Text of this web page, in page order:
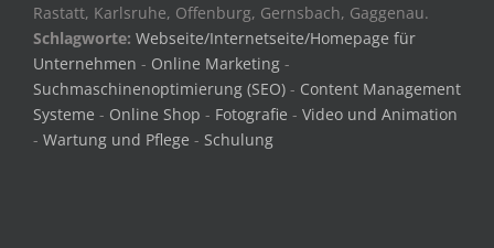
Rastatt, Karlsruhe, Offenburg, Gernsbach, Gaggenau.
Schlagworte: Webseite/Internetseite/Homepage für
Unternehmen - Online Marketing -
Suchmaschinenoptimierung (SEO) - Content Management
Systeme - Online Shop - Fotografie - Video und Animation
- Wartung und Pflege - Schulung